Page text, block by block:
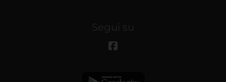
Segui su